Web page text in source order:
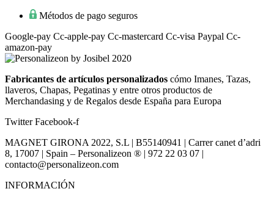
Métodos de pago seguros
Google-pay Cc-apple-pay Cc-mastercard Cc-visa Paypal Cc-
amazon-pay
Fabricantes de artículos personalizados cómo Imanes, Tazas,
llaveros, Chapas, Pegatinas y entre otros productos de
Merchandasing y de Regalos desde España para Europa
Twitter Facebook-f
MAGNET GIRONA 2022, S.L | B55140941 | Carrer canet d’adri
8, 17007 | Spain – Personalizeon ® | 972 22 03 07 |
contacto@personalizeon.com
INFORMACIÓN